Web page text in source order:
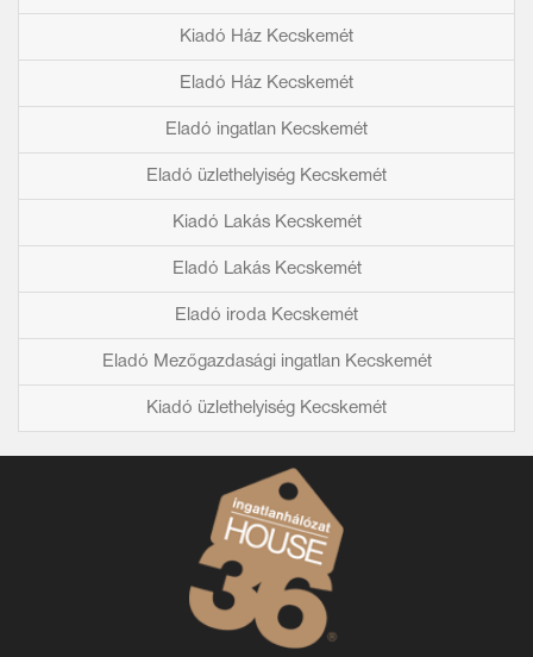
Kiadó Ház Kecskemét
Eladó Ház Kecskemét
Eladó ingatlan Kecskemét
Eladó üzlethelyiség Kecskemét
Kiadó Lakás Kecskemét
Eladó Lakás Kecskemét
Eladó iroda Kecskemét
Eladó Mezőgazdasági ingatlan Kecskemét
Kiadó üzlethelyiség Kecskemét